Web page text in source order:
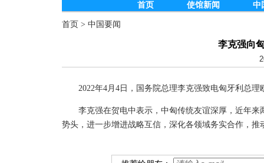
首页 使馆新闻 中
首页 > 中国要闻
李克强向
2022年4月4日，国务院总理李克强致电匈牙利总
李克强在贺电中表示，中匈传统友谊深厚，近年
势头，进一步增进战略互信，深化各领域务实合作，